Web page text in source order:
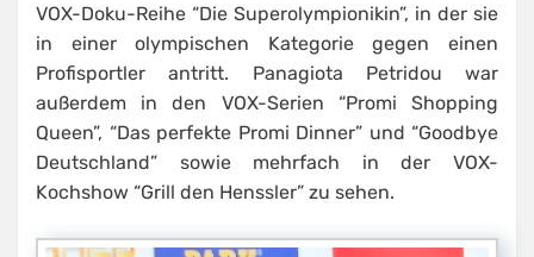
VOX-Doku-Reihe “Die Superolympionikin”, in der sie
in einer olympischen Kategorie gegen einen
Profisportler antritt. Panagiota Petridou war
außerdem in den VOX-Serien “Promi Shopping
Queen”, “Das perfekte Promi Dinner” und “Goodbye
Deutschland” sowie mehrfach in der VOX-
Kochshow “Grill den Henssler” zu sehen.